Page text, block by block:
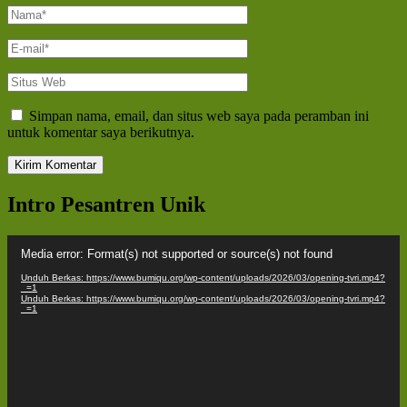
Nama*
E-
mail*
Situs
Web
Simpan nama, email, dan situs web saya pada peramban ini
untuk komentar saya berikutnya.
Intro Pesantren Unik
Video
Media error: Format(s) not supported or source(s) not found
Unduh Berkas: https://www.bumiqu.org/wp-content/uploads/2026/03/opening-tvri.mp4?
_=1
Unduh Berkas: https://www.bumiqu.org/wp-content/uploads/2026/03/opening-tvri.mp4?
_=1